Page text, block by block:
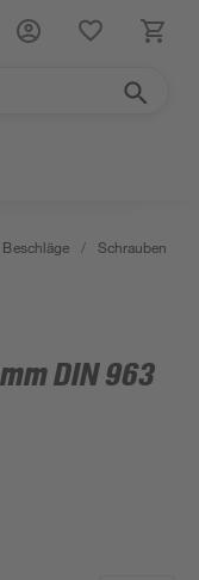
Beschläge / Schrauben
DIN 963